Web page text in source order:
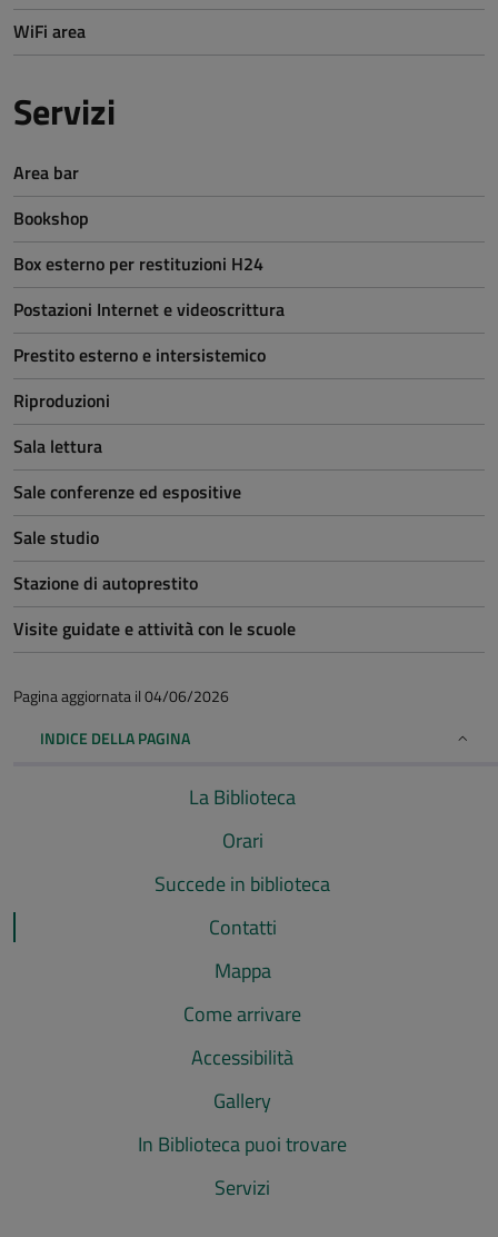
INDICE DELLA PAGINA
La Biblioteca
Orari
Succede in biblioteca
Contatti
Mappa
Come arrivare
Accessibilità
Gallery
In Biblioteca puoi trovare
Servizi
WiFi area
Servizi
Area bar
Bookshop
Box esterno per restituzioni H24
Postazioni Internet e videoscrittura
Prestito esterno e intersistemico
Riproduzioni
Sala lettura
Sale conferenze ed espositive
Sale studio
Stazione di autoprestito
Visite guidate e attività con le scuole
Pagina aggiornata il 04/06/2026